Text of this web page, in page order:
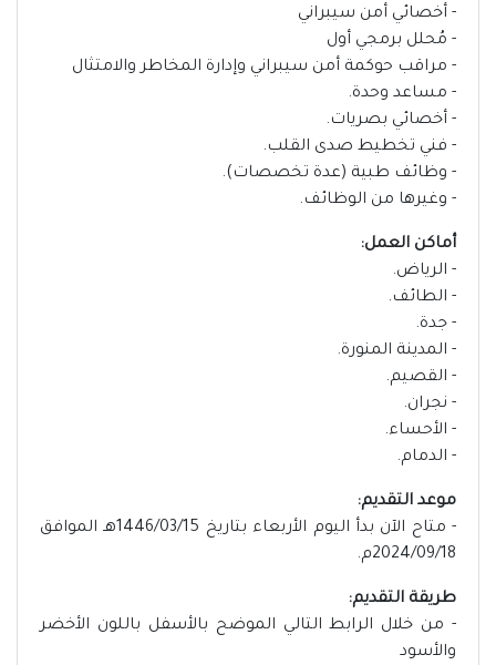
- أخصائي أمن سيبراني
- مُحلل برمجي أول
- مراقب حوكمة أمن سيبراني وإدارة المخاطر والامتثال
- مساعد وحدة.
- أخصائي بصريات.
- فني تخطيط صدى القلب.
- وظائف طبية (عدة تخصصات).
- وغيرها من الوظائف.
أماكن العمل:
- الرياض.
- الطائف.
- جدة.
- المدينة المنورة.
- القصيم.
- نجران.
- الأحساء.
- الدمام.
موعد التقديم:
- متاح الآن بدأ اليوم الأربعاء بتاريخ 1446/03/15هـ الموافق
2024/09/18م.
طريقة التقديم:
- من خلال الرابط التالي الموضح بالأسفل باللون الأخضر
والأسود